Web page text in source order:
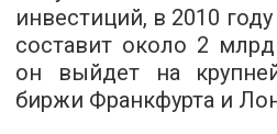
инвестиций, в 2010
составит около 2
он выйдет на
биржи Франкфурта и